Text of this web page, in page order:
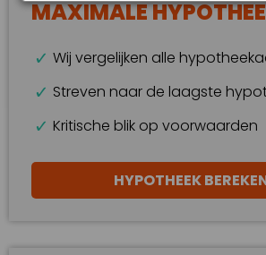
MAXIMALE
Wij vergelijken alle
Streven naar de laagste
Kritische blik op voorwaarden
HYPOTHEEK